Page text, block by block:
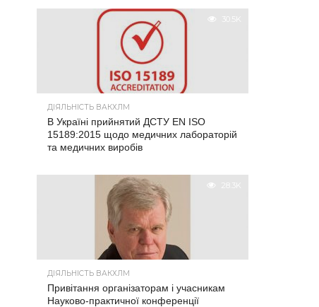
30.5K
ДІЯЛЬНІСТЬ ВАКХЛМ
В Україні прийнятий ДСТУ EN ISO
15189:2015 щодо медичних лабораторій
та медичних виробів
28.3K
ДІЯЛЬНІСТЬ ВАКХЛМ
Привітання організаторам і учасникам
Науково-практичної конференції